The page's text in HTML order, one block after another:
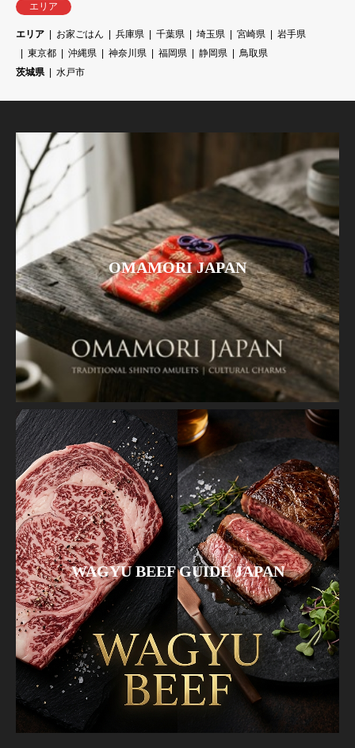
エリア
エリア お家ごはん 兵庫県 千葉県 埼玉県 宮崎県
岩手県
東京都
沖縄県 神奈川県 福岡県 静岡県
鳥取県
茨城県
水戸市
OMAMORI JAPAN
WAGYU BEEF GUIDE JAPAN